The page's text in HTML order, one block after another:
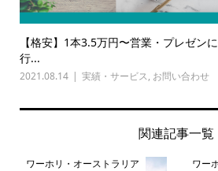
【格安】1本3.5万円〜営業・プレゼン
行...
2021.08.14 実績・サービス, お問い合わせ
関連記事一覧
ワーホリ・オーストラリア ワー